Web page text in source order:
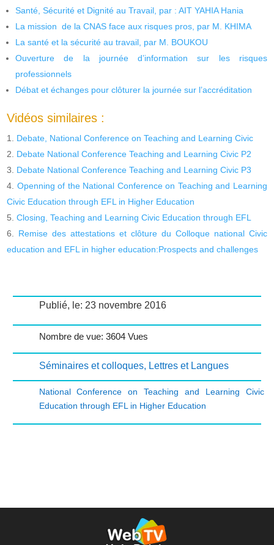
Santé, Sécurité et Dignité au Travail, par : AIT YAHIA Hania
La mission de la CNAS face aux risques pros, par M. KHIMA
La santé et la sécurité au travail, par M. BOUKOU
Ouverture de la journée d’information sur les risques
professionnels
Débat et échanges pour clôturer la journée sur l’accréditation
Vidéos similaires :
Debate, National Conference on Teaching and Learning Civic
Debate National Conference Teaching and Learning Civic P2
Debate National Conference Teaching and Learning Civic P3
Openning of the National Conference on Teaching and Learning
Civic Education through EFL in Higher Education
Closing, Teaching and Learning Civic Education through EFL
Remise des attestations et clôture du Colloque national Civic
education and EFL in higher education:Prospects and challenges
Publié, le: 23 novembre 2016
Nombre de vue: 3604 Vues
Séminaires et colloques, Lettres et Langues
National Conference on Teaching and Learning Civic
Education through EFL in Higher Education